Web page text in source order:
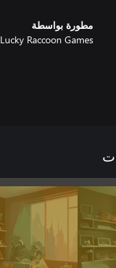
مطورة بواسطة
Lucky Raccoon Games